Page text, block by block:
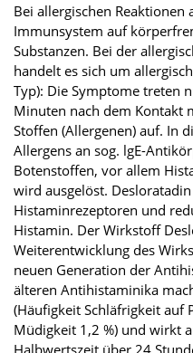
Bei allergischen
Immunsystem auf
Substanzen. Bei der
handelt es sich um
Typ): Die Symptome treten
Minuten nach dem Kontakt
Stoffen (Allergenen) auf. In
Allergens an sog. lgE-
Botenstoffen, vor allem
wird ausgelöst.
Histaminrezeptoren und
Histamin. Der Wirkstoff
Weiterentwicklung des
neuen Generation der
älteren Antihistaminika
(Häufigkeit Schläfrigkeit auf
Müdigkeit 1,2 %) und wirkt
Halbwertszeit über 24